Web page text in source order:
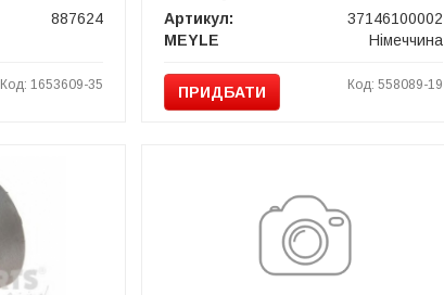
887624
Код: 1653609-35
Артикул:
37146100002
MEYLE
Німеччина
ПРИДБАТИ Код: 558089-19